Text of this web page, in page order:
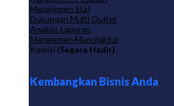
Manajemen Staf
Dukungan Multi Outlet
Analisis Laporan
Manajemen Manufaktur
Komisi (Segera Hadir)
Kembangkan Bisnis Anda